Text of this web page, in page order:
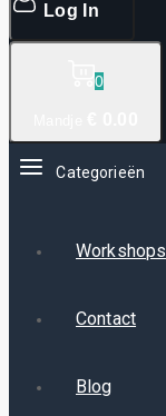
Log In
0
Categorieën
Workshops
Contact
Blog